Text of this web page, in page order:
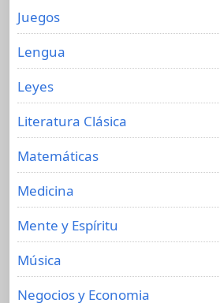
Juegos
Lengua
Leyes
Literatura Clásica
Matemáticas
Medicina
Mente y Espíritu
Música
Negocios y Economia